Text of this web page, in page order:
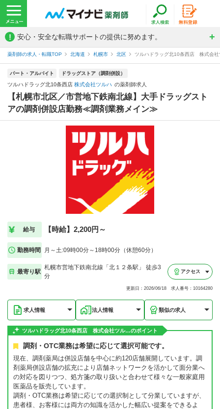
! 安心・安全な転職サポートの提供に努めます。
薬剤師の求人・転職TOP 北海道 札幌市 北区 ツルハドラッグ北10条西店 株式会社
パート・アルバイト ドラッグストア（調剤併設）
ツルハドラッグ北10条西店 株式会社ツルハ の薬剤師求人
【札幌市北区／市営地下鉄南北線】大手ドラッグスト
アの調剤併設店勤務≪調剤業務メイン≫
給与 【時給】2,200円～
勤務時間 月～土:09時00分～18時00分（休憩60分）
最寄り駅
札幌市営地下鉄南北線「北１２条駅」 徒歩3
分
アクセス
更新日：2026/06/18 求人番号：10164280
求人情報 法人情報 類似の求人
ツルハドラッグ北10条西店 株式会社ツル…のポイント
調剤・OTC業務は希望に応じて選択可能です。
現在、調剤薬局は併設店舗を中心に約120店舗展開しています。調
剤薬局併設店舗の拡充により店舗ネットワークを活かして面分業へ
の対応を図りつつ、処方箋の取り扱いと合わせて様々な一般家庭用
医薬品を販売しています。
調剤・OTC業務は希望に応じての選択制として分業していますが、
患者様、お客様には両方の知識を活かした幅広い提案をできるよ